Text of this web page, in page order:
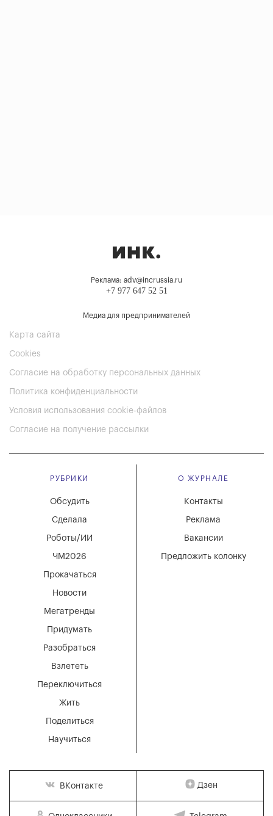
Реклама: adv@incrussia.ru
+7 977 647 52 51
Медиа для предпринимателей
Карта сайта
Cookies
Согласие на обработку персональных данных
Политика конфиденциальности
Условия использования cookie-файлов
Согласие на получение рассылки
РУБРИКИ
Мегатренды
Придумать
Разобраться
Взлететь
Новости
Переключиться
Жить
Поделиться
Научиться
Обсудить
Сделала
Роботы/ИИ
ЧМ2026
Прокачаться
О ЖУРНАЛЕ
Вакансии
Реклама
Контакты
Предложить колонку
ВКонтакте Дзен